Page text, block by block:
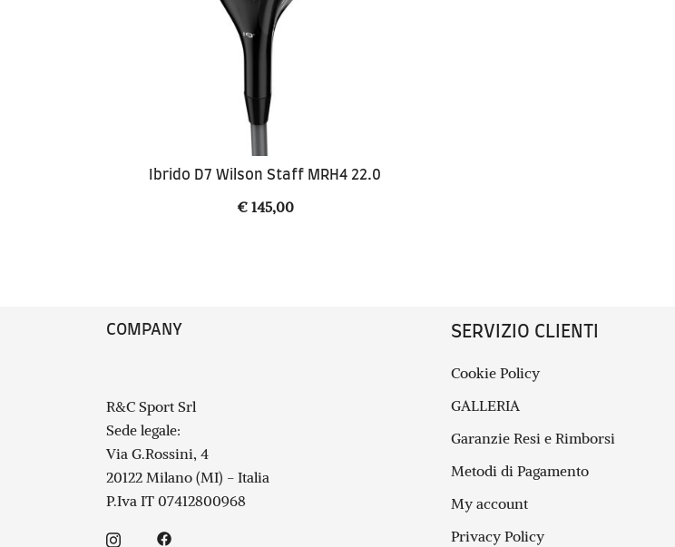
Ibrido D7 Wilson Staff MRH4 22.0
€145,00
COMPANY
R&C Sport Srl
Sede legale:
Via G.Rossini, 4
20122 Milano (MI) - Italia
P.Iva IT 07412800968
SERVIZIO CLIENTI
Cookie Policy
GALLERIA
Garanzie Resi e Rimborsi
Metodi di Pagamento
My account
Privacy Policy